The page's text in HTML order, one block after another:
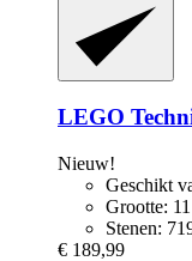
LEGO
Nieuw!
Geschikt
Grootte:
Stenen:
€ 189,99